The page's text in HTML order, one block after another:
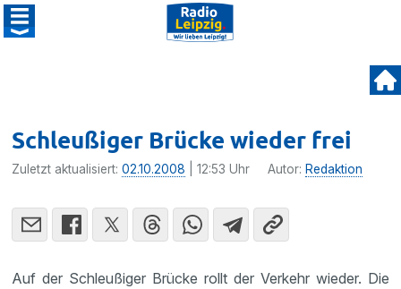
Schleußiger Brücke wieder frei
Zuletzt aktualisiert:02.10.2008 | 12:53 Uhr Autor: Redaktion
Auf der Schleu­ßiger Brücke rollt der Verkehr wieder. Die